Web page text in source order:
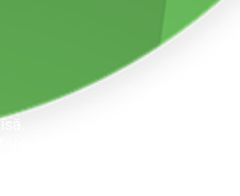
care permit accesul, utilizarea,